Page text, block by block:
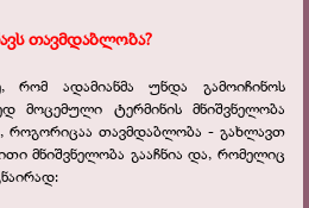
თავმდაბლობა?
რომ ადამიანმა უნდა გამოიჩინოს
მოცემული ტერმინის მნიშვნელობა
როგორიცაა თავმდაბლობა - გახლავთ
მნიშვნელობა გააჩნია და, რომელიც